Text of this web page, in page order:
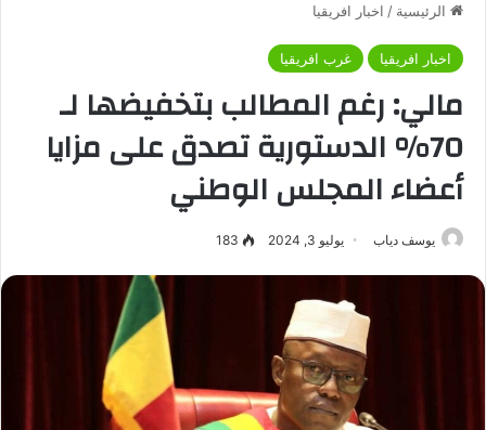
الرئيسية / اخبار افريقيا
اخبار افريقيا غرب افريقيا
مالي: رغم المطالب بتخفيضها لـ
70% الدستورية تصدق على مزايا
أعضاء المجلس الوطني
يوسف دياب يوليو 3, 2024 183